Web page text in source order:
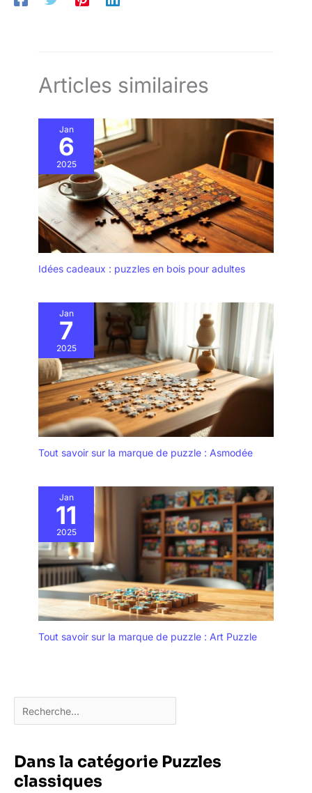
Articles similaires
Jan
6
2025
Idées cadeaux : puzzles en bois pour adultes
Jan
7
2025
Tout savoir sur la marque de puzzle : Asmodée
Jan
11
2025
Tout savoir sur la marque de puzzle : Art Puzzle
Dans la catégorie Puzzles
classiques